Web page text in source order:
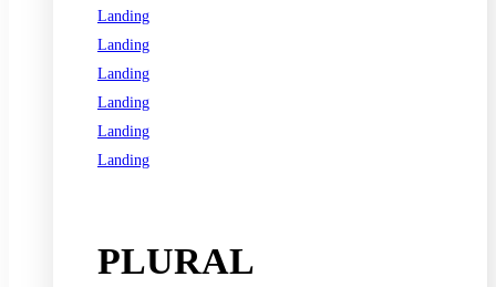
Landing
Landing
Landing
Landing
Landing
Landing
PLURAL